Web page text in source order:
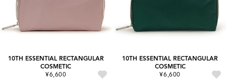
10TH ESSENTIAL RECTANGULAR
COSMETIC
¥6,600
10TH ESSENTIAL RECTANGULAR
COSMETIC
¥6,600